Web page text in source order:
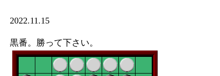
2022.11.15
黒番。勝って下さい。